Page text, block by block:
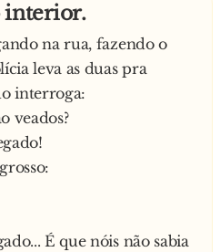
interior.
na rua, fazendo o
leva as duas pra
interroga:
veados?
É que nóis não sabia